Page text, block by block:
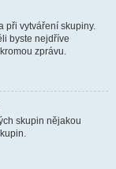
při vytváření skupiny.
byste nejdříve
zprávu.
skupin nějakou